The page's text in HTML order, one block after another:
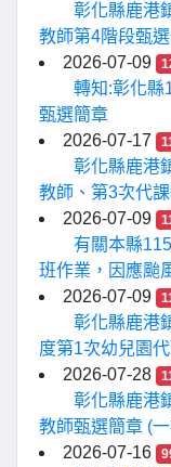
彰化縣鹿港
教師第4階段甄
2026-07-09
轉知:彰化縣
甄選簡章
2026-07-17
彰化縣鹿港
教師、第3次代
2026-07-09
有關本縣
班作業，因應颱
2026-07-09
彰化縣鹿港
度第1次幼兒園
2026-07-28
彰化縣鹿港
教師甄選簡章 (
2026-07-16